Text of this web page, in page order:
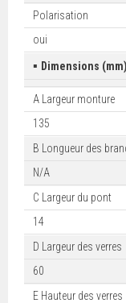
Polarisation
oui
▪ Dimensions (mm)
A Largeur monture
135
B Longueur des
N/A
C Largeur du pont
14
D Largeur des verres
60
E Hauteur des verres